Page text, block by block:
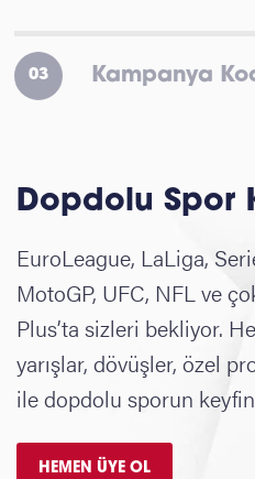
03 Kampanya
Dopdolu Spor
EuroLeague, LaLiga,
MotoGP, UFC, NFL ve
Plus’ta sizleri bekliyor.
yarışlar, dövüşler, özel
ile dopdolu sporun
HEMEN ÜYE OL